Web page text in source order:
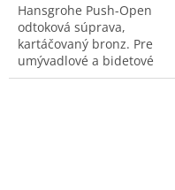
Hansgrohe Push-Open
odtoková súprava,
kartáčovaný bronz. Pre
umývadlové a bidetové
batérie. Kvalitné